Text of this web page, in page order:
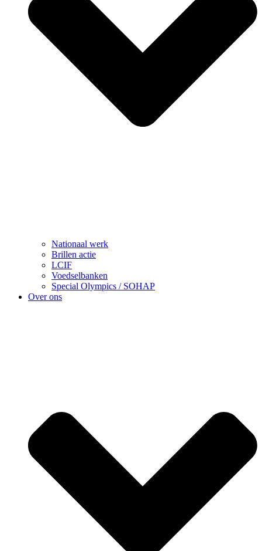
Nationaal werk
Brillen actie
LCIF
Voedselbanken
Special Olympics / SOHAP
Over ons